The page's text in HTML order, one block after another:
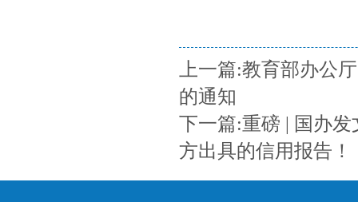
上一篇:教育部办公
的通知
下一篇:重磅 | 国办
方出具的信用报告！